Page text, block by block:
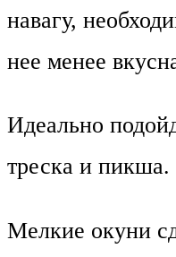
навагу,
нее менее
Идеально
треска и пикша.
Мелкие окуни